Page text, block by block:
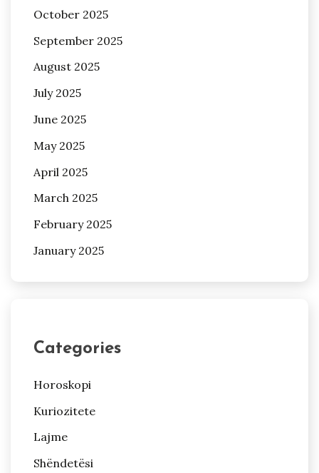
October 2025
September 2025
August 2025
July 2025
June 2025
May 2025
April 2025
March 2025
February 2025
January 2025
Categories
Horoskopi
Kuriozitete
Lajme
Shëndetësi